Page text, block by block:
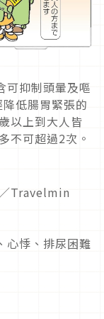
可抑制頭暈及嘔
低腸胃緊張的
歲以上到大人皆
不可超過2次。
Travelmin
心悸、排尿困難